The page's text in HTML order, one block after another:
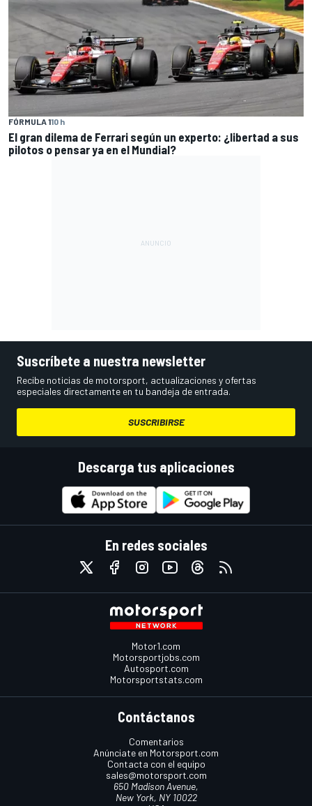
FÓRMULA 110 h
El gran dilema de Ferrari según un experto: ¿libertad a sus
pilotos o pensar ya en el Mundial?
Suscríbete a nuestra newsletter
Recibe noticias de motorsport, actualizaciones y ofertas
especiales directamente en tu bandeja de entrada.
SUSCRIBIRSE
Descarga tus aplicaciones
En redes sociales
Motor1.com
Motorsportjobs.com
Autosport.com
Motorsportstats.com
Contáctanos
Comentarios
Anúnciate en Motorsport.com
Contacta con el equipo
sales@motorsport.com
650 Madison Avenue,
New York, NY 10022